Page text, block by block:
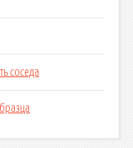
соседа